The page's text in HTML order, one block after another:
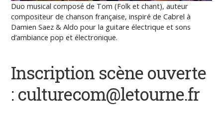
Duo musical composé de Tom (Folk et chant), auteur
compositeur de chanson française, inspiré de Cabrel à
Damien Saez & Aldo pour la guitare électrique et sons
d’ambiance pop et électronique.
Inscription scène ouverte
: culturecom@letourne.fr